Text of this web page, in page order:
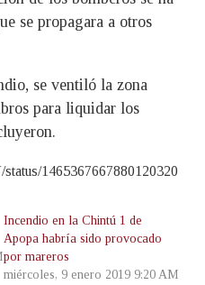
se propagara a otros
se ventiló la zona
para liquidar los
1465367667880120320
Incendio en la Chintú 1 de
Apopa habría sido provocado
por mareros
miércoles, 9 enero 2019 9:20 AM